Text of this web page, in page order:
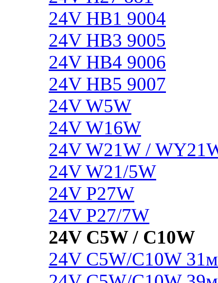
24V HB1 9004
24V HB3 9005
24V HB4 9006
24V HB5 9007
24V W5W
24V W16W
24V W21W /
24V W21/5W
24V P27W
24V P27/7W
24V C5W / C10W
24V C5W/C10W